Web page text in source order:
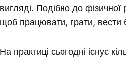
вигляді. Подібно до
щоб працювати, грати, вести
На практиці сьогодні існує